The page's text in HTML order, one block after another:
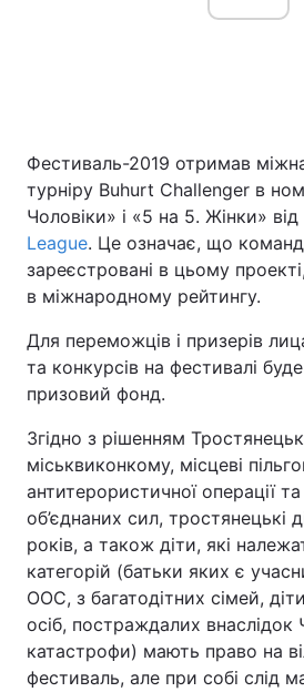
Фестиваль-2019 отримав
турніру Buhurt Challenger в
Чоловіки» і «5 на 5. Жінки» від
League. Це означає, що
зареєстровані в цьому
в міжнародному рейтингу.
Для переможців і призерів
та конкурсів на фестивалі
призовий фонд.
Згідно з рішенням
міськвиконкому, місцеві
антитерористичної операції та
об’єднаних сил, тростянецькі
років, а також діти, які
категорій (батьки яких є
ООС, з багатодітних сімей,
осіб, постраждалих внаслідок
катастрофи) мають право на
фестиваль, але при собі слід